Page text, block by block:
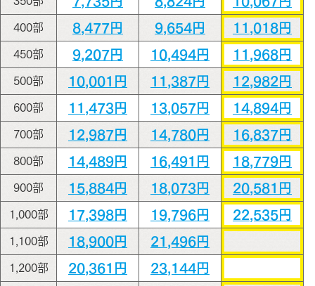
400部 8,477円 9,654円 11,018円
450部 9,207円 10,494円 11,968円
500部 10,001円 11,387円 12,982円
600部 11,473円 13,057円 14,894円
700部 12,987円 14,780円 16,837円
800部 14,489円 16,491円 18,779円
900部 15,884円 18,073円 20,581円
1,000部 17,398円 19,796円 22,535円
1,100部 18,900円 21,496円
1,200部 20,361円 23,144円